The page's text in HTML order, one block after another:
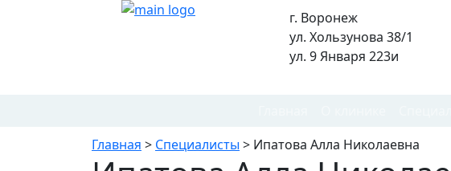
г. Воронеж
ул. Хользунова 38/1
ул. 9 Января 223и
Главная > Специалисты > Ипатова Алла Николаевна